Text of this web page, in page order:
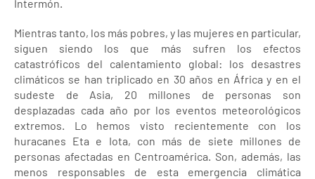
Intermón.
Mientras tanto, los más pobres, y las mujeres en particular,
siguen siendo los que más sufren los efectos
catastróficos del calentamiento global: los desastres
climáticos se han triplicado en 30 años en África y en el
sudeste de Asia, 20 millones de personas son
desplazadas cada año por los eventos meteorológicos
extremos. Lo hemos visto recientemente con los
huracanes Eta e Iota, con más de siete millones de
personas afectadas en Centroamérica. Son, además, las
menos responsables de esta emergencia climática